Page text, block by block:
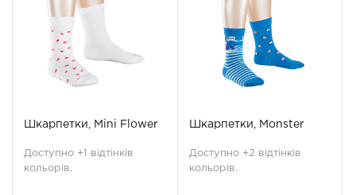
Шкарпетки, Mini Flower
Доступно +1 відтінків
кольорів.
Шкарпетки, Monster
Доступно +2 відтінків
кольорів.